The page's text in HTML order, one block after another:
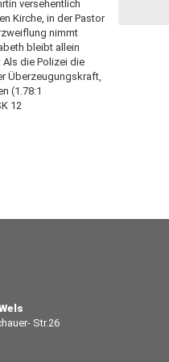
versehentlich
Kirche, in der Pastor
nimmt
bleibt allein
die Polizei die
Überzeugungskraft,
(1.78:1
12
Str.26